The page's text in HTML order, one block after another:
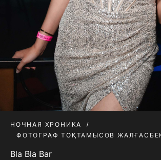
НОЧНАЯ ХРОНИКА
ФОТОГРАФ ТОҚТАМЫСОВ
Bla Bla Bar